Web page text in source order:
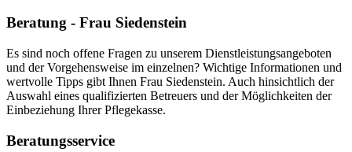
Beratung - Frau Siedenstein
Es sind noch offene Fragen zu unserem Dienstleistungsangeboten
und der Vorgehensweise im einzelnen? Wichtige Informationen und
wertvolle Tipps gibt Ihnen Frau Siedenstein. Auch hinsichtlich der
Auswahl eines qualifizierten Betreuers und der Möglichkeiten der
Einbeziehung Ihrer Pflegekasse.
Beratungsservice